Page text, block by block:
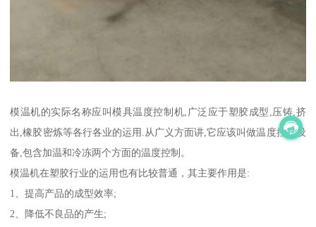
模温机的实际名称应叫模具温度控制机,广泛应于塑胶成型,压铸,挤
出,橡胶密炼等各行各业的运用.从广义方面讲,它应该叫做温度控制设
备,包含加温和冷冻两个方面的温度控制。
模温机在塑胶行业的运用也有比较普通，其主要作用是:
1、提高产品的成型效率;
2、降低不良品的产生;